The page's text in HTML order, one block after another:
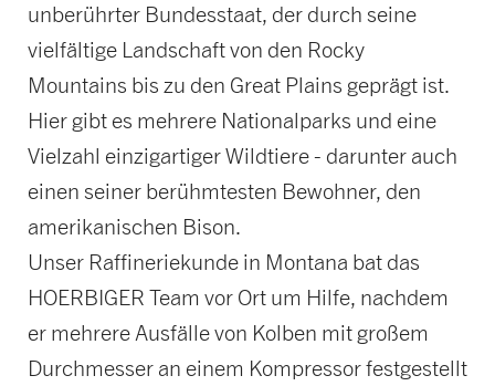
unberührter Bundesstaat, der durch seine
vielfältige Landschaft von den Rocky
Mountains bis zu den Great Plains geprägt ist.
Hier gibt es mehrere Nationalparks und eine
Vielzahl einzigartiger Wildtiere - darunter auch
einen seiner berühmtesten Bewohner, den
amerikanischen Bison.
Unser Raffineriekunde in Montana bat das
HOERBIGER Team vor Ort um Hilfe, nachdem
er mehrere Ausfälle von Kolben mit großem
Durchmesser an einem Kompressor festgestellt